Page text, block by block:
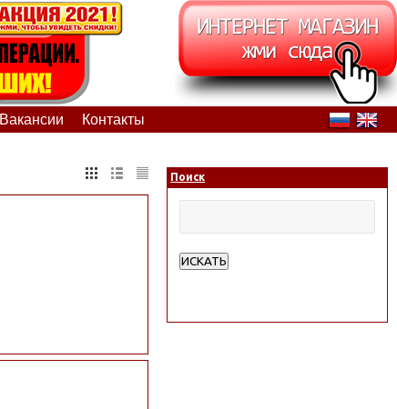
Вакансии Контакты
Поиск
ИСКАТЬ